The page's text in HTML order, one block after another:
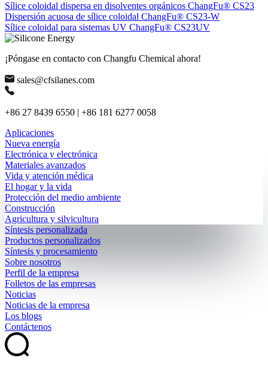
Sílice coloidal dispersa en disolventes orgánicos ChangFu® CS23
Dispersión acuosa de sílice coloidal ChangFu® CS23-W
Sílice coloidal para sistemas UV ChangFu® CS23UV
¡Póngase en contacto con Changfu Chemical ahora!
sales@cfsilanes.com
+86 27 8439 6550 | +86 181 6277 0058
Aplicaciones
Nueva energía
Electrónica y electrónica
Materiales avanzados
Vida y atención médica
El hogar y la vida
Protección del medio ambiente
Construcción
Agricultura y silvicultura
Síntesis personalizada
Productos personalizados
Síntesis y procesamiento
Sobre nosotros
Perfil de la empresa
Folletos de las empresas
Noticias
Noticias de la empresa
Los blogs
Contáctenos